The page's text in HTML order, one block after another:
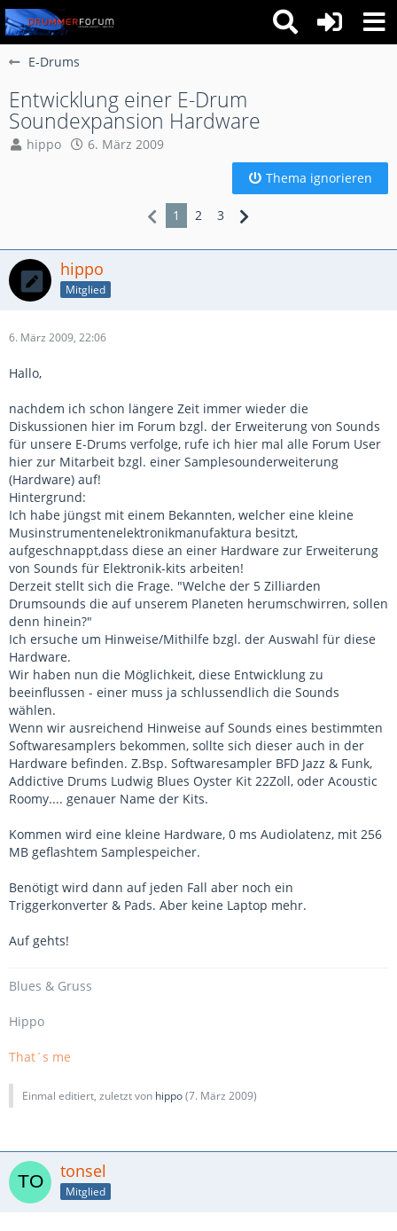
E-Drums
Entwicklung einer E-Drum
Soundexpansion Hardware
hippo
6. März 2009
Thema ignorieren
1 2 3
hippo
Mitglied
6. März 2009, 22:06
Hallo,
nachdem ich schon längere Zeit immer wieder die
Diskussionen hier im Forum bzgl. der Erweiterung von Sounds
für unsere E-Drums verfolge, rufe ich hier mal alle Forum User
hier zur Mitarbeit bzgl. einer Samplesounderweiterung
(Hardware) auf!
Hintergrund:
Ich habe jüngst mit einem Bekannten, welcher eine kleine
Musinstrumentenelektronikmanufaktura besitzt,
aufgeschnappt,dass diese an einer Hardware zur Erweiterung
von Sounds für Elektronik-kits arbeiten!
Derzeit stellt sich die Frage. "Welche der 5 Zilliarden
Drumsounds die auf unserem Planeten herumschwirren, sollen
denn hinein?"
Ich ersuche um Hinweise/Mithilfe bzgl. der Auswahl für diese
Hardware.
Wir haben nun die Möglichkeit, diese Entwicklung zu
beeinflussen - einer muss ja schlussendlich die Sounds
wählen.
Wenn wir ausreichend Hinweise auf Sounds eines bestimmten
Softwaresamplers bekommen, sollte sich dieser auch in der
Hardware befinden. Z.Bsp. Softwaresampler BFD Jazz & Funk,
Addictive Drums Ludwig Blues Oyster Kit 22Zoll, oder Acoustic
Roomy.... genauer Name der Kits.
Kommen wird eine kleine Hardware, 0 ms Audiolatenz, mit 256
MB geflashtem Samplespeicher.
Benötigt wird dann auf jeden Fall aber noch ein
Triggerkonverter & Pads. Aber keine Laptop mehr.
Auf gehts!
Blues & Gruss
Hippo
That´s me
Einmal editiert, zuletzt von hippo(7. März 2009)
tonsel
Mitglied